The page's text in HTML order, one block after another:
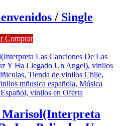
/ Single
Comprar